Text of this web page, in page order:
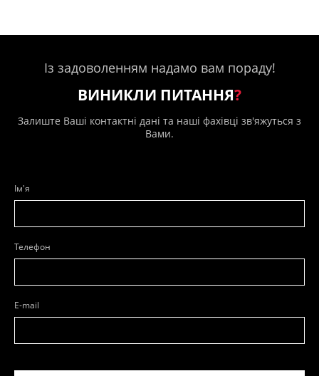
Із задоволенням надамо вам пораду!
ВИНИКЛИ ПИТАННЯ?
Залиште Ваші контактні дані та наші фахівці зв'яжуться з
Вами.
Ім'я
Телефон
E-mail